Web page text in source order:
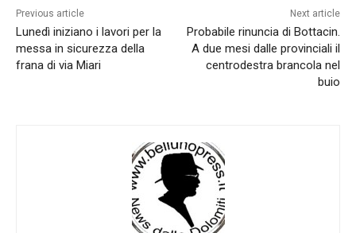
Previous article
Lunedì iniziano i lavori per la
messa in sicurezza della
frana di via Miari
Next article
Probabile rinuncia di Bottacin.
A due mesi dalle provinciali il
centrodestra brancola nel
buio